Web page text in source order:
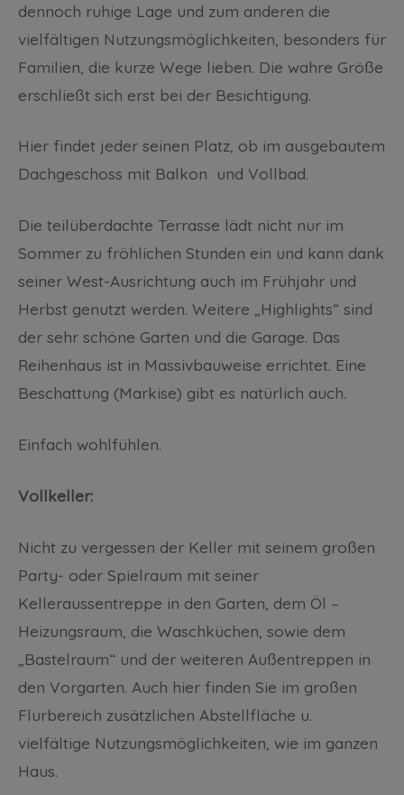
dennoch ruhige Lage und zum anderen die
vielfältigen Nutzungsmöglichkeiten, besonders für
Familien, die kurze Wege lieben. Die wahre Größe
erschließt sich erst bei der Besichtigung.
Hier findet jeder seinen Platz, ob im ausgebautem
Dachgeschoss mit Balkon und Vollbad.
Die teilüberdachte Terrasse lädt nicht nur im
Sommer zu fröhlichen Stunden ein und kann dank
seiner West-Ausrichtung auch im Frühjahr und
Herbst genutzt werden. Weitere „Highlights“ sind
der sehr schöne Garten und die Garage. Das
Reihenhaus ist in Massivbauweise errichtet. Eine
Beschattung (Markise) gibt es natürlich auch.
Einfach wohlfühlen.
Vollkeller:
Nicht zu vergessen der Keller mit seinem großen
Party- oder Spielraum mit seiner
Kelleraussentreppe in den Garten, dem Öl –
Heizungsraum, die Waschküchen, sowie dem
„Bastelraum“ und der weiteren Außentreppen in
den Vorgarten. Auch hier finden Sie im großen
Flurbereich zusätzlichen Abstellfläche u.
vielfältige Nutzungsmöglichkeiten, wie im ganzen
Haus.